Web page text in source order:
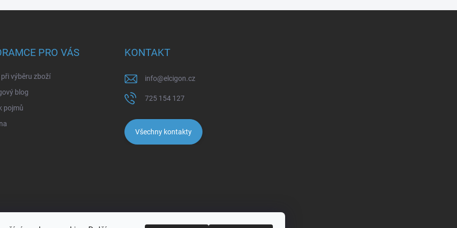
PRO VÁS
při výběru zboží
blog
pojmů
KONTAKT
info@elcigon.cz
725 154 127
Všechny kontakty